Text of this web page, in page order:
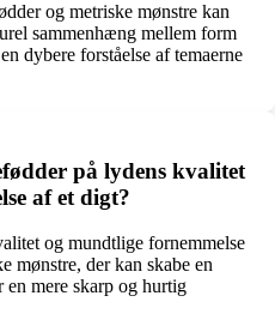
og metriske mønstre kan
sammenhæng mellem form
dybere forståelse af temaerne
på lydens kvalitet
af et digt?
og mundtlige fornemmelse
mønstre, der kan skabe en
mere skarp og hurtig